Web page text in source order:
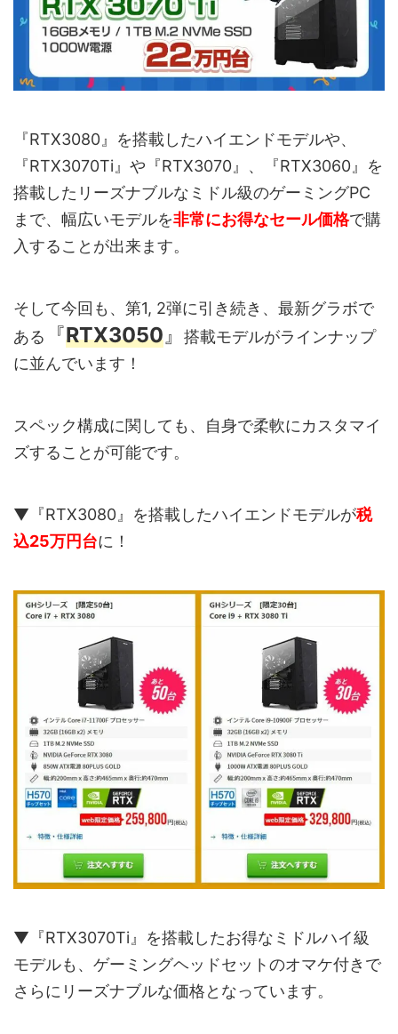
『RTX3080』を搭載したハイエンドモデルや、
『RTX3070Ti』や『RTX3070』、『RTX3060』を
搭載したリーズナブルなミドル級のゲーミングPC
まで、幅広いモデルを非常にお得なセール価格で購
入することが出来ます。
そして今回も、第1, 2弾に引き続き、最新グラボで
ある
『RTX3050』
搭載モデルがラインナップ
に並んでいます！
スペック構成に関しても、自身で柔軟にカスタマイ
ズすることが可能です。
▼『RTX3080』を搭載したハイエンドモデルが税
込25万円台に！
▼『RTX3070Ti』を搭載したお得なミドルハイ級
モデルも、ゲーミングヘッドセットのオマケ付きで
さらにリーズナブルな価格となっています。